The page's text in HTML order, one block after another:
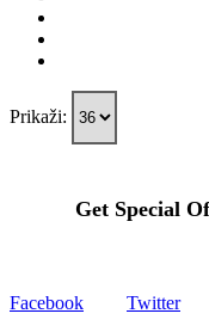
Prikaži:
Get Special
Facebook Twitter